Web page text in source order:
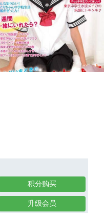
积分购买
升级会员